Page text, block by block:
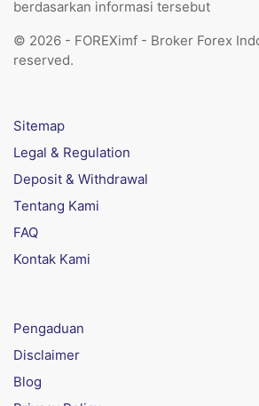
berdasarkan informasi tersebut
© 2026 - FOREXimf - Broker Forex
reserved.
Sitemap
Legal & Regulation
Deposit & Withdrawal
Tentang Kami
FAQ
Kontak Kami
Pengaduan
Disclaimer
Blog